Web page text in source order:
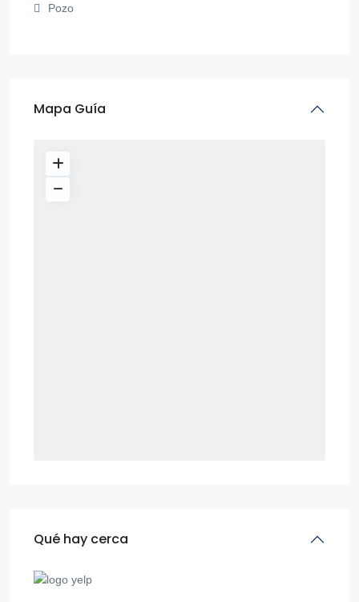
Pozo
Mapa Guía
Qué hay cerca